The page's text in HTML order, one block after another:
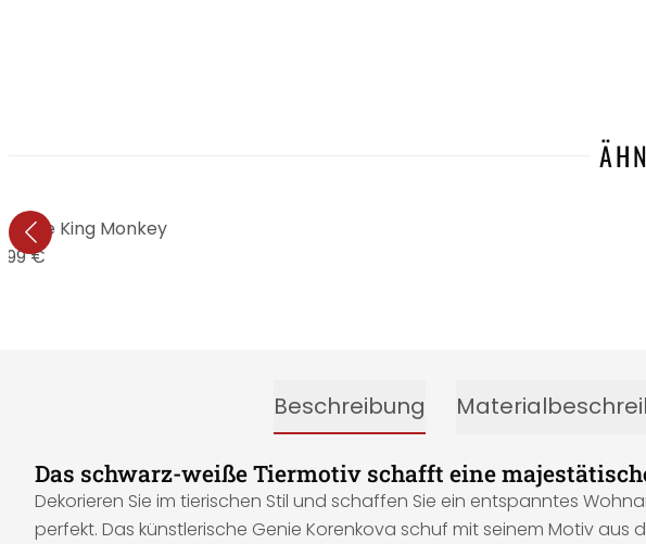
The King Monkey
€
Beschreibung
Das schwarz-weiße Tiermotiv schafft eine
Dekorieren Sie im tierischen Stil und schaffen Sie ein entspanntes
perfekt. Das künstlerische Genie Korenkova schuf mit seinem Motiv aus